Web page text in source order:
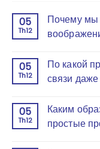
05
Th12
Почему мы
05
Th12
По какой
связи
05
Th12
Каким
простые